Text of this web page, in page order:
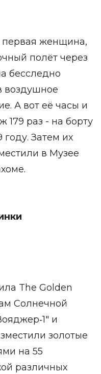
первая женщина,
полёт через
бесследно
воздушное
А вот её часы и
раз - на борту
году. Затем их
в Музее
The Golden
Солнечной
и
золотые
на 55
различных